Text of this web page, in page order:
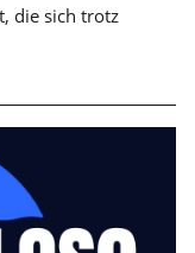
die sich trotz